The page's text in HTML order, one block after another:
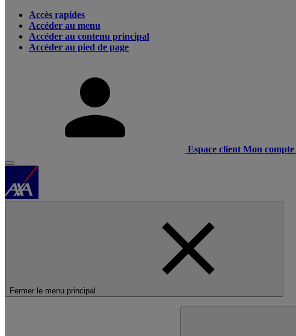
Accès rapides
Accéder au menu
Accéder au contenu principal
Accéder au pied de page
Espace client Mon compte
Fermer le menu principal